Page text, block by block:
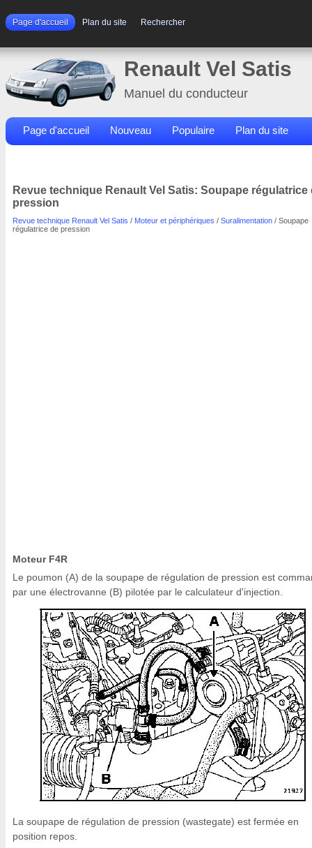
Page d'accueil Plan du site Rechercher
Renault Vel Satis
Manuel du conducteur
Page d'accueil Nouveau Populaire Plan du site
Revue technique Renault Vel Satis: Soupape régulatrice
pression
Revue technique Renault Vel Satis / Moteur et périphériques / Suralimentation / Soupape
régulatrice de pression
Moteur F4R
Le poumon (A) de la soupape de régulation de pression est
par une électrovanne (B) pilotée par le calculateur d'injection.
La soupape de régulation de pression (wastegate) est fermée en
position repos.